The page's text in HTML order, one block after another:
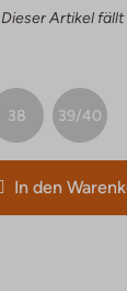
Dieser Artikel fällt
38 39/40
In den